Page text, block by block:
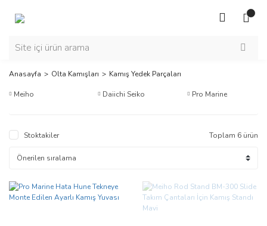
Anasayfa Olta Kamışları Kamış Yedek Parçaları
Meiho Daiichi Seiko Pro Marine
Stoktakiler Toplam 6 ürün